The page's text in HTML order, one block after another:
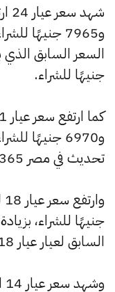
جنيهًا للشراء.
تحديث في مصر 365.
السابق لعيار عيار 18.